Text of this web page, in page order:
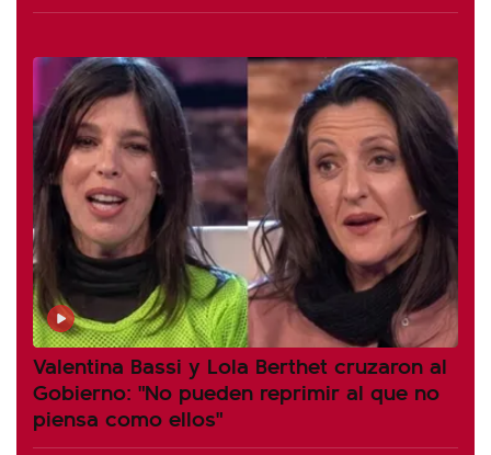
Valentina Bassi y Lola Berthet cruzaron al
Gobierno: "No pueden reprimir al que no
piensa como ellos"